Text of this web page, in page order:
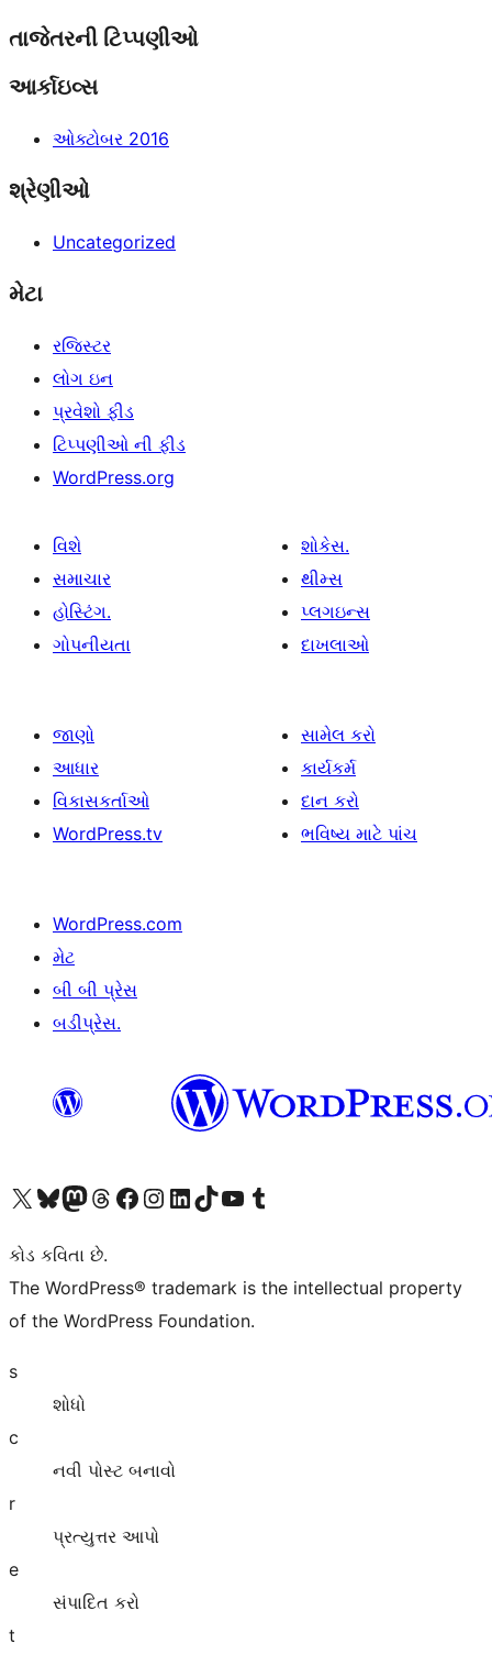
તાજેતરની ટિપ્પણીઓ
આર્કાઇવ્સ
ઓક્ટોબર 2016
શ્રેણીઓ
Uncategorized
મેટા
રજિસ્ટર
લોગ ઇન
પ્રવેશો ફીડ
ટિપ્પણીઓ ની ફીડ
WordPress.org
વિશે
સમાચાર
હોસ્ટિંગ.
ગોપનીયતા
શોકેસ.
થીમ્સ
પ્લગઇન્સ
દાખલાઓ
જાણો
આધાર
વિકાસકર્તાઓ
WordPress.tv
સામેલ કરો
કાર્યકર્મ
દાન કરો
ભવિષ્ય માટે પાંચ
WordPress.com
મેટ
બી બી પ્રેસ
બડીપ્રેસ.
અમારા X (અગાઉ ટ્વિટર) એકાઉન્ટની મુલાકાત લોઅમારા Bluesky એકાઉન્ટની મુલાકાત લોઅમારા માસ્ટોડોન એકાઉન્ટની મુલાકાત લોઅમારા Threads એકાઉન્ટની મુલાકાત લો અમારા ફેસબુક પેજની મુલાકાત લોઅમારા ઇન્સ્ટાગ્રામ એકાઉન્ટની મુલાકાત લો અમારા LinkedIn એકાઉન્ટની મુલાકાત લોઅમારા TikTok એકાઉન્ટની મુલાકાત લોઅમારી YouTube ચેનલની મુલાકાત લો અમારા Tumblr એકાઉન્ટની મુલાકાત લો
કોડ કવિતા છે.
The WordPress® trademark is the intellectual property
of the WordPress Foundation.
s
શોધો
c
નવી પોસ્ટ બનાવો
r
પ્રત્યુત્તર આપો
e
સંપાદિત કરો
t